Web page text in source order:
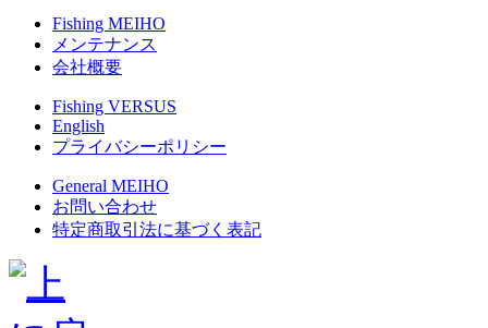
Fishing MEIHO
メンテナンス
会社概要
Fishing VERSUS
English
プライバシーポリシー
General MEIHO
お問い合わせ
特定商取引法に基づく表記